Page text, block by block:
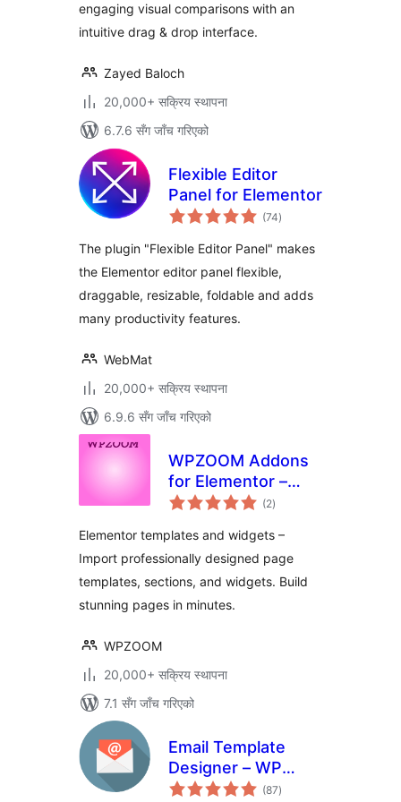
engaging visual comparisons with an
intuitive drag & drop interface.
Zayed Baloch
20,000+ सक्रिय स्थापना
6.7.6 सँग जाँच गरिएको
Flexible Editor
Panel for Elementor
(74कुल
रेटिङ्गहरू
)
The plugin "Flexible Editor Panel" makes
the Elementor editor panel flexible,
draggable, resizable, foldable and adds
many productivity features.
WebMat
20,000+ सक्रिय स्थापना
6.9.6 सँग जाँच गरिएको
WPZOOM Addons
for Elementor –
Starter Templates
(2कुल
रेटिङ्गहरू
)
Elementor templates and widgets –
Import professionally designed page
templates, sections, and widgets. Build
stunning pages in minutes.
WPZOOM
20,000+ सक्रिय स्थापना
7.1 सँग जाँच गरिएको
Email Template
Designer – WP
HTML Mail
(87कुल
रेटिङ्गहरू
)